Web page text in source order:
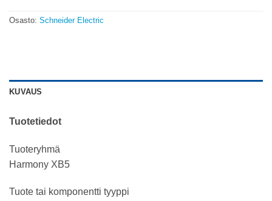
Osasto: Schneider Electric
KUVAUS
Tuotetiedot
Tuoteryhmä
Harmony XB5
Tuote tai komponentti tyyppi